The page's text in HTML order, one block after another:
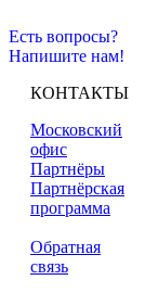
Есть вопросы?
Напишите нам!
КОНТАКТЫ
Московский
офис
Партнёры
Партнёрская
программа
Обратная
связь